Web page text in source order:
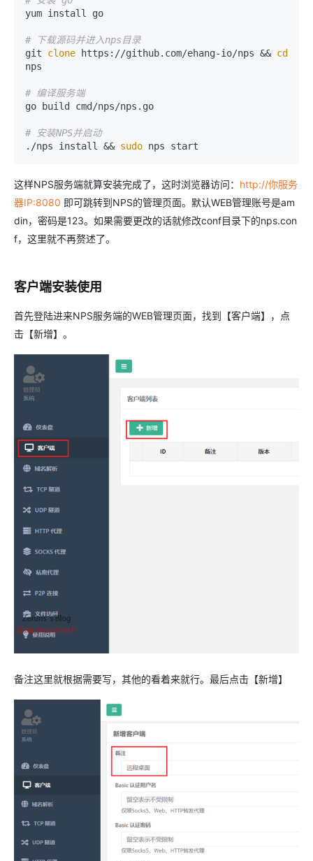
yum install go
# 下载源码并进入nps目录
git clone https://github.com/ehang-io/nps && cd
nps
# 编译服务端
go build cmd/nps/nps.go
# 安装NPS并启动
./nps install && sudo nps start
这样NPS服务端就算安装完成了，这时浏览器访问： http://你服务
器IP:8080 即可跳转到NPS的管理页面。默认WEB管理账号是am
din，密码是123。如果需要更改的话就修改conf目录下的nps.con
f，这里就不再赘述了。
客户端安装使用
首先登陆进来NPS服务端的WEB管理页面，找到【客户端】，点
击【新增】。
备注这里就根据需要写，其他的看着来就行。最后点击【新增】